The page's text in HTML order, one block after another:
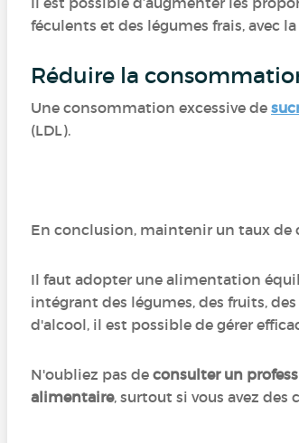
féculents et des légumes frais, avec
Réduire la
Une consommation excessive de
(LDL).
En conclusion, maintenir un taux de
Il faut adopter une alimentation
intégrant des légumes, des fruits,
d'alcool, il est possible de gérer
N'oubliez pas de consulter un
alimentaire, surtout si vous avez